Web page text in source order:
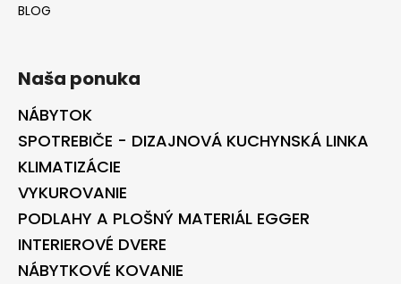
BLOG
Naša ponuka
NÁBYTOK
SPOTREBIČE - DIZAJNOVÁ KUCHYNSKÁ LINKA
KLIMATIZÁCIE
VYKUROVANIE
PODLAHY A PLOŠNÝ MATERIÁL EGGER
INTERIEROVÉ DVERE
NÁBYTKOVÉ KOVANIE